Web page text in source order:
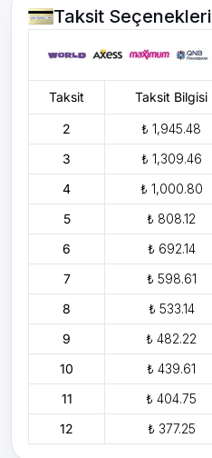
Taksit Seçenekleri
Taksit Taksit Bilgisi
2 ₺ 1,945.48
3
₺ 1,309.46
4
₺ 1,000.80
5
₺ 808.12
6
₺ 692.14
7
₺ 598.61
8
₺ 533.14
9
₺ 482.22
10
₺ 439.61
11
₺ 404.75
12
₺ 377.25